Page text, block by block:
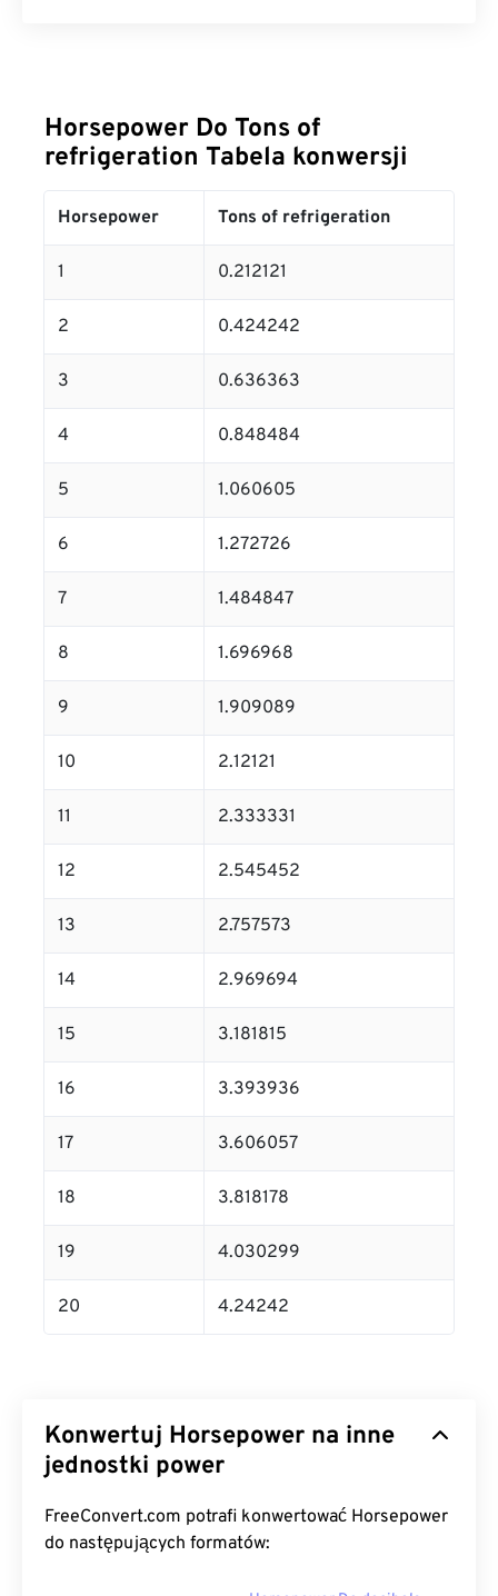
Horsepower Do Tons of
refrigeration Tabela konwersji
Horsepower Tons of refrigeration
1 0.212121
2 0.424242
3 0.636363
4 0.848484
5 1.060605
6 1.272726
7 1.484847
8 1.696968
9 1.909089
10 2.12121
11 2.333331
12 2.545452
13 2.757573
14 2.969694
15 3.181815
16 3.393936
17 3.606057
18 3.818178
19 4.030299
20 4.24242
Konwertuj Horsepower na inne
jednostki power
FreeConvert.com potrafi konwertować Horsepower
do następujących formatów: